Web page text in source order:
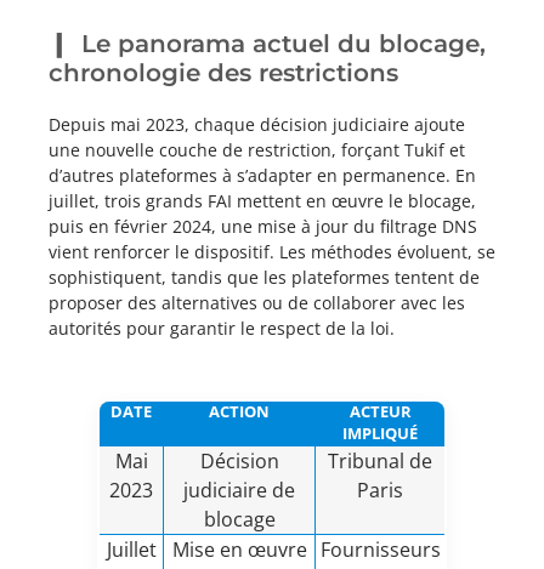
Le panorama actuel du blocage,
chronologie des restrictions
Depuis mai 2023, chaque décision judiciaire ajoute
une nouvelle couche de restriction, forçant Tukif et
d’autres plateformes à s’adapter en permanence. En
juillet, trois grands FAI mettent en œuvre le blocage,
puis en février 2024, une mise à jour du filtrage DNS
vient renforcer le dispositif. Les méthodes évoluent, se
sophistiquent, tandis que les plateformes tentent de
proposer des alternatives ou de collaborer avec les
autorités pour garantir le respect de la loi.
DATE ACTION
ACTEUR
IMPLIQUÉ
Mai
2023
Décision
judiciaire de
blocage
Tribunal de
Paris
Juillet
Mise en œuvre Fournisseurs